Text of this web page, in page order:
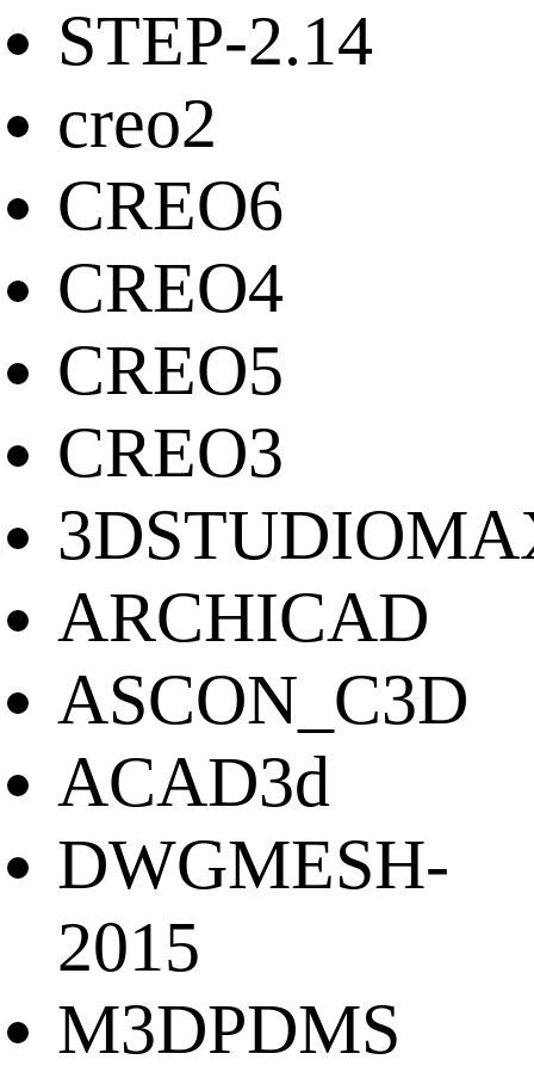
STEP-2.14
creo2
CREO6
CREO4
CREO5
CREO3
ARCHICAD
ASCON_C3D
ACAD3d
DWGMESH-
2015
M3DPDMS